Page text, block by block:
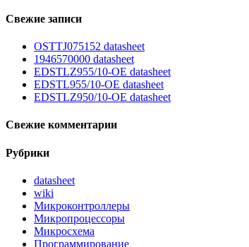
Свежие записи
OSTTJ075152 datasheet
1946570000 datasheet
EDSTLZ955/10-OE datasheet
EDSTL955/10-OE datasheet
EDSTLZ950/10-OE datasheet
Свежие комментарии
Рубрики
datasheet
wiki
Микроконтроллеры
Микропроцессоры
Микросхема
Программирование